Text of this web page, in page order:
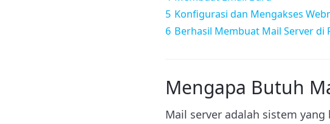
5 Konfigurasi dan Mengakses
6 Berhasil Membuat Mail Server di
Mengapa Butuh
Mail server adalah sistem